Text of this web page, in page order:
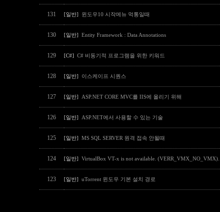
131 [일반] 윈도우10 시작메뉴 먹통일때
130 [일반] Entity Framework : Data Annotations
129 [C#] C# 비동기적 프로그램을 위한 키워드
128 [일반] 이스케이프 시퀀스
127 [일반] ASP.NET CORE MVC를 IIS에 올리기 위해
126 [일반] ASP.NET에서 사용할 수 있는 기술
125 [일반] MS SQL SERVER 원격 접속 안될때
124 [일반] VirtualBox VT-x is not available.
123 [일반] uTorrent 윈도우 기본 설치 경로